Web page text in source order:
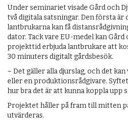
Under seminariet visade Gård och
två digitala satsningar. Den första är
lantbruk­arna kan få
dator. Tack vare EU-medel kan
projekttid erbjuda lantbrukare att
30 minuters digitalt gårdsbesök.
– Det gäller alla djurslag, och det
eller en produktionsrådgivare.
hur bra det är att kunna koppla upp
Projektet håller på fram till mitten
utvärderas.